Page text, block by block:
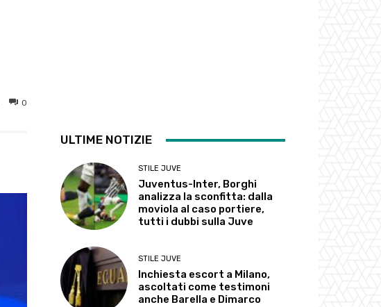
0
ULTIME NOTIZIE
STILE JUVE
Juventus-Inter, Borghi
analizza la sconfitta: dalla
moviola al caso portiere,
tutti i dubbi sulla Juve
STILE JUVE
Inchiesta escort a Milano,
ascoltati come testimoni
anche Barella e Dimarco